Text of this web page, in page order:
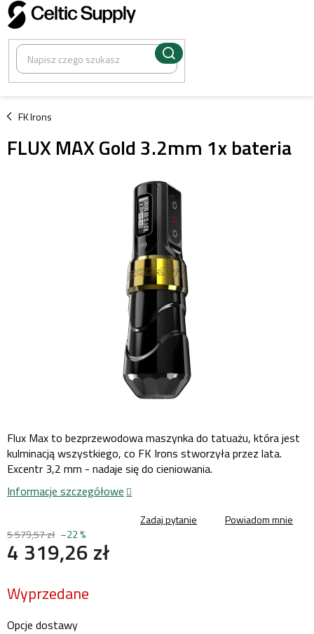
Przejść
do
treści
FK Irons
/
FLUX MAX Gold 3.2mm 1x bateria
5 579,57 zł –22 %
4 319,26 zł
jednostkowa:
Wyprzedane
Opcje dostawy
Flux Max to bezprzewodowa maszynka do tatuażu, która jest
kulminacją wszystkiego, co FK Irons stworzyła przez lata.
Excentr 3,2 mm - nadaje się do cieniowania.
Informacje szczegółowe
Zadaj pytanie Powiadom mnie